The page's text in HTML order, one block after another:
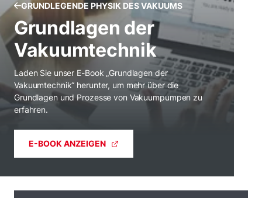
GRUNDLEGENDE PHYSIK DES VAKUUMS
Grundlagen der
Vakuumtechnik
Laden Sie unser E-Book „Grundlagen der
Vakuumtechnik“ herunter, um mehr über die
Grundlagen und Prozesse von Vakuumpumpen zu
erfahren.
E-BOOK ANZEIGEN